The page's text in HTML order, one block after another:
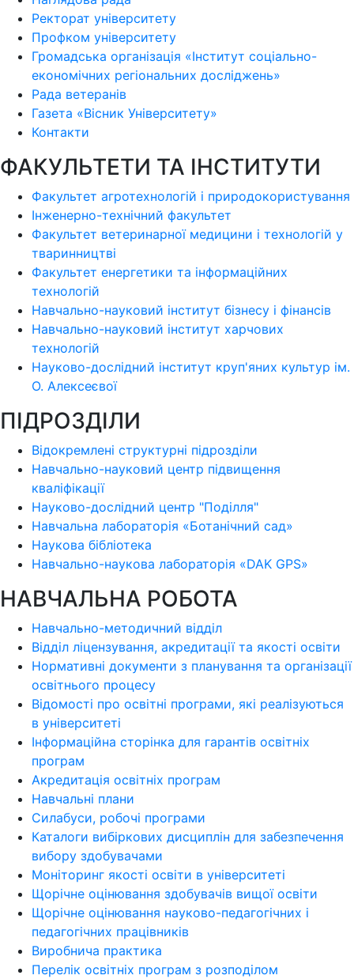
Ректорат університету
Профком університету
Громадська організація «Інститут соціально-
економічних регіональних досліджень»
Рада ветеранів
Газета «Вісник Університету»
Контакти
ФАКУЛЬТЕТИ ТА ІНСТИТУТИ
Факультет агротехнологій і природокористування
Інженерно-технічний факультет
Факультет ветеринарної медицини і технологій у
тваринництві
Факультет енергетики та інформаційних
технологій
Навчально-науковий інститут бізнесу і фінансів
Навчально-науковий інститут харчових
технологій
Науково-дослідний інститут круп'яних культур ім.
О. Алексеєвої
ПІДРОЗДІЛИ
Відокремлені структурні підрозділи
Навчально-науковий центр підвищення
кваліфікації
Науково-дослідний центр "Поділля"
Навчальна лабораторія «Ботанічний сад»
Наукова бібліотека
Навчально-наукова лабораторія «DAK GPS»
НАВЧАЛЬНА РОБОТА
Навчально-методичний відділ
Відділ ліцензування, акредитації та якості освіти
Нормативні документи з планування та організації
освітнього процесу
Відомості про освітні програми, які реалізуються
в університеті
Інформаційна сторінка для гарантів освітніх
програм
Акредитація освітніх програм
Навчальні плани
Силабуси, робочі програми
Каталоги вибіркових дисциплін для забезпечення
вибору здобувачами
Моніторинг якості освіти в університеті
Щорічне оцінювання здобувачів вищої освіти
Щорічне оцінювання науково-педагогічних і
педагогічних працівників
Виробнича практика
Перелік освітніх програм з розподілoм